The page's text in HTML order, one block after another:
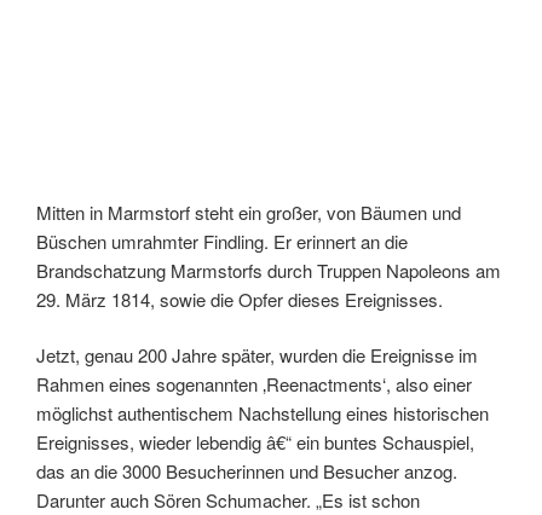
Mitten in Marmstorf steht ein großer, von Bäumen und
Büschen umrahmter Findling. Er erinnert an die
Brandschatzung Marmstorfs durch Truppen Napoleons am
29. März 1814, sowie die Opfer dieses Ereignisses.
Jetzt, genau 200 Jahre später, wurden die Ereignisse im
Rahmen eines sogenannten ‚Reenactments‘, also einer
möglichst authentischem Nachstellung eines historischen
Ereignisses, wieder lebendig â€“ ein buntes Schauspiel,
das an die 3000 Besucherinnen und Besucher anzog.
Darunter auch Sören Schumacher. „Es ist schon